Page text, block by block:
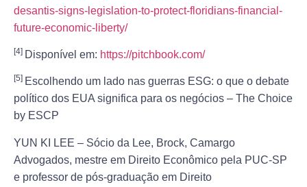
desantis-signs-legislation-to-protect-floridians-financial-
future-economic-liberty/
[4] Disponível em: https://pitchbook.com/
[5] Escolhendo um lado nas guerras ESG: o que o debate
político dos EUA significa para os negócios – The Choice
by ESCP
YUN KI LEE – Sócio da Lee, Brock, Camargo
Advogados, mestre em Direito Econômico pela PUC-SP
e professor de pós-graduação em Direito